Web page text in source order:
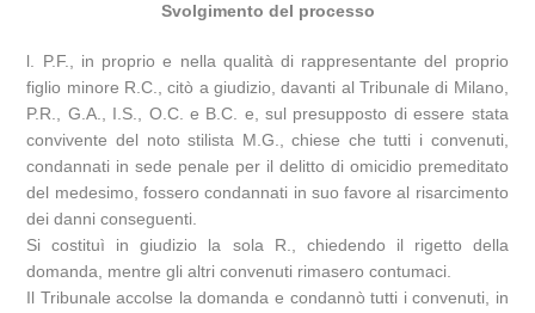
Svolgimento del processo
l. P.F., in proprio e nella qualità di rappresentante del proprio
figlio minore R.C., citò a giudizio, davanti al Tribunale di Milano,
P.R., G.A., I.S., O.C. e B.C. e, sul presupposto di essere stata
convivente del noto stilista M.G., chiese che tutti i convenuti,
condannati in sede penale per il delitto di omicidio premeditato
del medesimo, fossero condannati in suo favore al risarcimento
dei danni conseguenti.
Si costituì in giudizio la sola R., chiedendo il rigetto della
domanda, mentre gli altri convenuti rimasero contumaci.
Il Tribunale accolse la domanda e condannò tutti i convenuti, in